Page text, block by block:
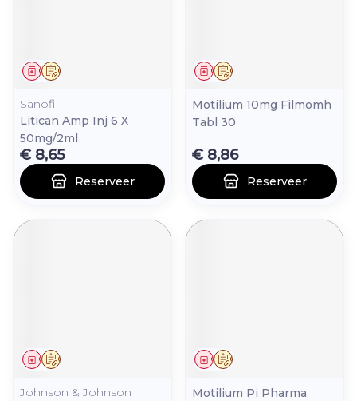
Op voorschrift
Geneesmiddel
Sanofi
Litican Amp Inj 6 X
50mg/2ml
€ 8,65
Reserveer
Op voorschrift
Geneesmiddel
Motilium 10mg Filmomh
Tabl 30
€ 8,86
Reserveer
Op voorschrift
Geneesmiddel
Johnson & Johnson
Op voorschrift
Geneesmiddel
Motilium Pi Pharma